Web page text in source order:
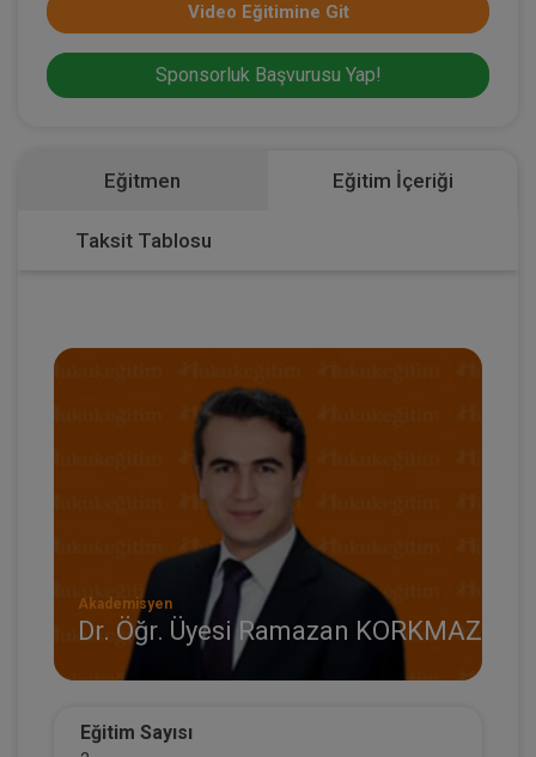
Video Eğitimine Git
Sponsorluk Başvurusu Yap!
Eğitmen Eğitim İçeriği
Taksit Tablosu
Akademisyen
Dr. Öğr. Üyesi Ramazan KORKMAZ
Eğitim Sayısı